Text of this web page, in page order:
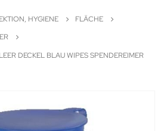
HYGIENE
FLÄCHE
DECKEL BLAU WIPES SPENDEREIMER